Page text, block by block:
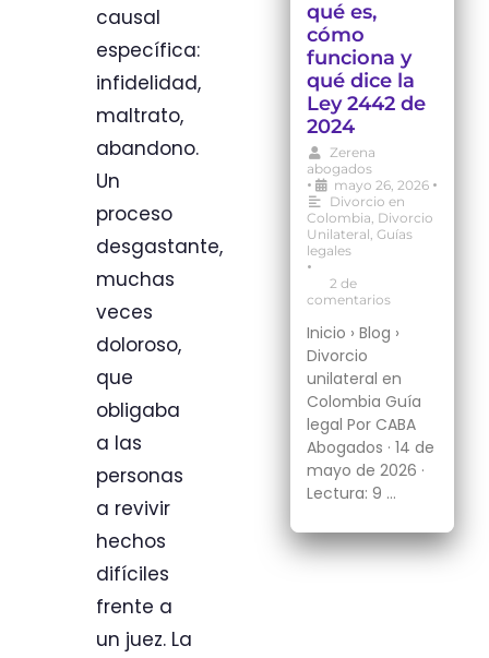
causal
específica:
infidelidad,
maltrato,
abandono.
Un
proceso
desgastante,
muchas
veces
doloroso,
que
obligaba
a las
personas
a revivir
hechos
difíciles
frente a
un juez. La
qué es,
cómo
funciona y
qué dice la
Ley 2442 de
2024
Zerena
abogados
• mayo 26, 2026 •
Divorcio en
Colombia, Divorcio
Unilateral, Guías
legales
•
2 de
comentarios
Inicio › Blog ›
Divorcio
unilateral en
Colombia Guía
legal Por CABA
Abogados · 14 de
mayo de 2026 ·
Lectura: 9 …